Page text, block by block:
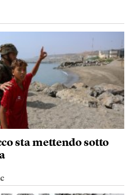
sta mettendo sotto